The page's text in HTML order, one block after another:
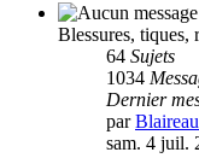
Blessures, tiques,
64 Sujets
1034
Dernier
par
sam. 4 juil.